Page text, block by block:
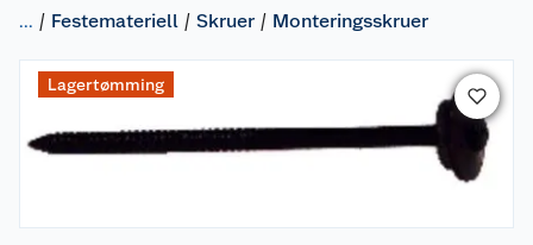
... Festemateriell Skruer Monteringsskruer
Lagertømming